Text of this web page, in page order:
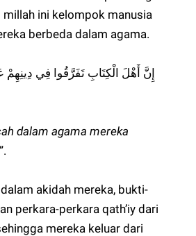
millah ini kelompok manusia
berbeda dalam agama.
dalam agama mereka
”.
akidah mereka, bukti-
perkara-perkara qath’iy dari
mereka keluar dari